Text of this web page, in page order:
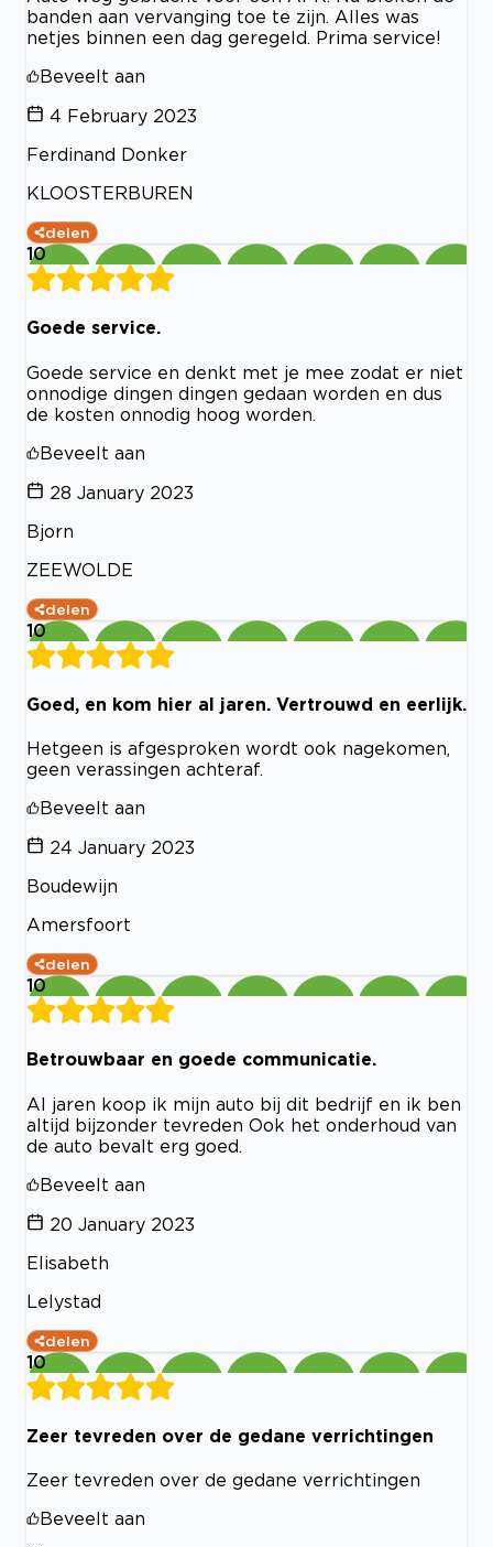
banden aan vervanging toe te zijn. Alles was
netjes binnen een dag geregeld. Prima service!
Beveelt aan
4 February 2023
Ferdinand Donker
KLOOSTERBUREN
delen
10
Goede service.
Goede service en denkt met je mee zodat er niet
onnodige dingen dingen gedaan worden en dus
de kosten onnodig hoog worden.
Beveelt aan
28 January 2023
Bjorn
ZEEWOLDE
delen
10
Goed, en kom hier al jaren. Vertrouwd en eerlijk.
Hetgeen is afgesproken wordt ook nagekomen,
geen verassingen achteraf.
Beveelt aan
24 January 2023
Boudewijn
Amersfoort
delen
10
Betrouwbaar en goede communicatie.
Al jaren koop ik mijn auto bij dit bedrijf en ik ben
altijd bijzonder tevreden Ook het onderhoud van
de auto bevalt erg goed.
Beveelt aan
20 January 2023
Elisabeth
Lelystad
delen
10
Zeer tevreden over de gedane verrichtingen
Zeer tevreden over de gedane verrichtingen
Beveelt aan